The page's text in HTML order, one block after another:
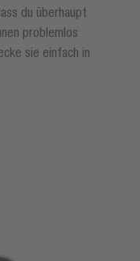
du überhaupt
problemlos
sie einfach in